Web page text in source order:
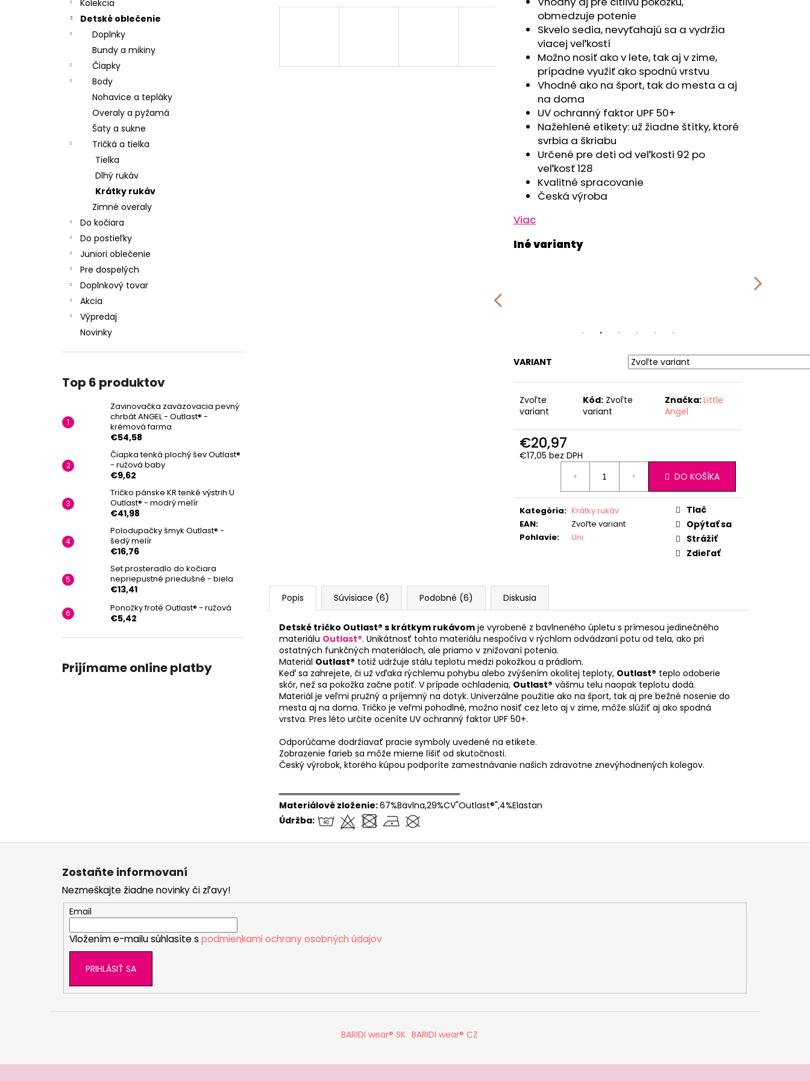
Kolekcia
Detské oblečenie
Doplnky
Bundy a mikiny
Čiapky
Body
Nohavice a tepláky
Overaly a pyžamá
Šaty a sukne
Tričká a tielka
Tielka
Dlhý rukáv
Krátky rukáv
Zimné overaly
Do kočiara
Do postieľky
Juniori oblečenie
Pre dospelých
Doplnkový tovar
Akcia
Výpredaj
Novinky
Top 6 produktov
Zavinovačka zaväzovacia pevný
chrbát ANGEL - Outlast® -
krémová farma
€54,58
Čiapka tenká plochý šev Outlast®
- ružová baby
€9,62
Tričko pánske KR tenké výstrih U
Outlast® - modrý melír
€41,98
Polodupačky šmyk Outlast® -
šedý melír
€16,76
Set prosteradlo do kočiara
nepriepustné priedušné - biela
€13,41
Ponožky froté Outlast® - ružová
€5,42
Prijímame online platby
obmedzuje potenie
Skvelo sedia, nevyťahajú sa a vydržia
viacej veľkostí
Možno nosiť ako v lete, tak aj v zime,
prípadne využiť ako spodnú vrstvu
Vhodné ako na šport, tak do mesta a aj
na doma
UV ochranný faktor UPF 50+
Nažehlené etikety: už žiadne štítky, ktoré
svrbia a škriabu
Určené pre deti od veľkosti 92 po
veľkosť 128
Kvalitné spracovanie
Česká výroba
Viac
VARIANT
Zvoľte
variant
Kód: Zvoľte
variant
Značka:Little
Angel
€20,97
€17,05 bez DPH
DO KOŠÍKA
Kategória: Krátky rukáv
EAN:
Zvoľte variant
Pohlavie: Uni
Tlač
Opýtať sa
Strážiť
Zdieľať
Popis Súvisiace (6) Podobné (6) Diskusia
Detské tričko Outlast® s krátkym rukávom je vyrobené z bavlneného úpletu s prímesou jedinečného
materiálu Outlast®. Unikátnosť tohto materiálu nespočíva v rýchlom odvádzaní potu od tela, ako pri
ostatných funkčných materiáloch, ale priamo v znižovaní potenia.
Materiál Outlast® totiž udržuje stálu teplotu medzi pokožkou a prádlom.
Keď sa zahrejete, či už vďaka rýchlemu pohybu alebo zvýšením okolitej teploty, Outlast® teplo odoberie
skôr, než sa pokožka začne potiť. V prípade ochladenia, Outlast® vášmu telu naopak teplotu dodá.
Materiál je veľmi pružný a príjemný na dotyk. Univerzálne použitie ako na šport, tak aj pre bežné nosenie do
mesta aj na doma. Tričko je veľmi pohodlné, možno nosiť cez leto aj v zime, môže slúžiť aj ako spodná
vrstva. Pres léto určite oceníte UV ochranný faktor UPF 50+.
Odporúčame dodržiavať pracie symboly uvedené na etikete.
Zobrazenie farieb sa môže mierne líšiť od skutočnosti.
Český výrobok, ktorého kúpou podporíte zamestnávanie našich zdravotne znevýhodnených kolegov.
══════════════════════════════
Materiálové zloženie:67%Bavlna,29%CV"Outlast®",4%Elastan
Údržba:
Zostaňte informovaní
Nezmeškajte žiadne novinky či zľavy!
Email
Vložením e-mailu súhlasíte s podmienkami ochrany osobných údajov
PRIHLÁSIŤ SA
BARIDI wear® SK BARIDI wear® CZ